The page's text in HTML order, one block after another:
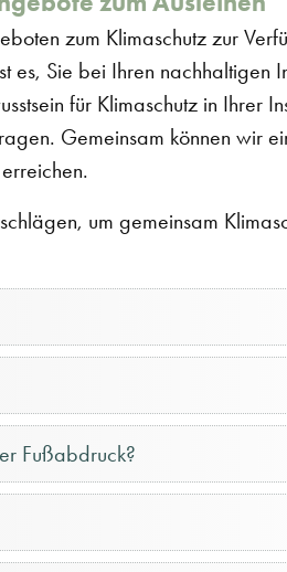
zum Klimaschutz zur
es, Sie bei Ihren nachhaltigen
für Klimaschutz in Ihrer
Gemeinsam können wir
um gemeinsam
Fußabdruck?